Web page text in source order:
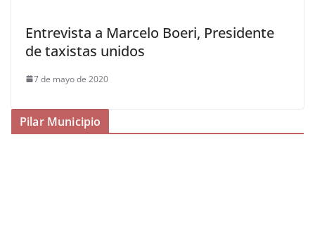
Entrevista a Marcelo Boeri, Presidente
de taxistas unidos
7 de mayo de 2020
Pilar Municipio